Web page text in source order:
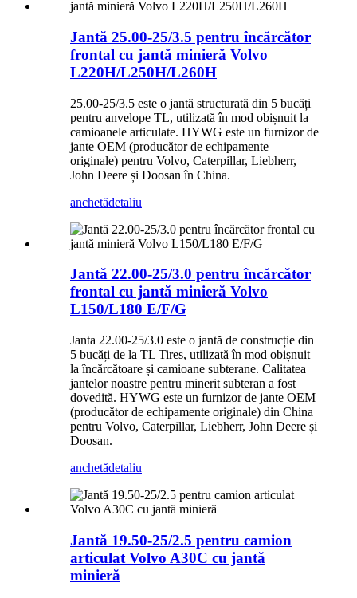
Jantă 25.00-25/3.5 pentru încărcător
frontal cu jantă minieră Volvo
L220H/L250H/L260H
25.00-25/3.5 este o jantă structurată din 5 bucăți
pentru anvelope TL, utilizată în mod obișnuit la
camioanele articulate. HYWG este un furnizor de
jante OEM (producător de echipamente
originale) pentru Volvo, Caterpillar, Liebherr,
John Deere și Doosan în China.
anchetădetaliu
Jantă 22.00-25/3.0 pentru încărcător
frontal cu jantă minieră Volvo
L150/L180 E/F/G
Janta 22.00-25/3.0 este o jantă de construcție din
5 bucăți de la TL Tires, utilizată în mod obișnuit
la încărcătoare și camioane subterane. Calitatea
jantelor noastre pentru minerit subteran a fost
dovedită. HYWG este un furnizor de jante OEM
(producător de echipamente originale) din China
pentru Volvo, Caterpillar, Liebherr, John Deere și
Doosan.
anchetădetaliu
Jantă 19.50-25/2.5 pentru camion
articulat Volvo A30C cu jantă
minieră